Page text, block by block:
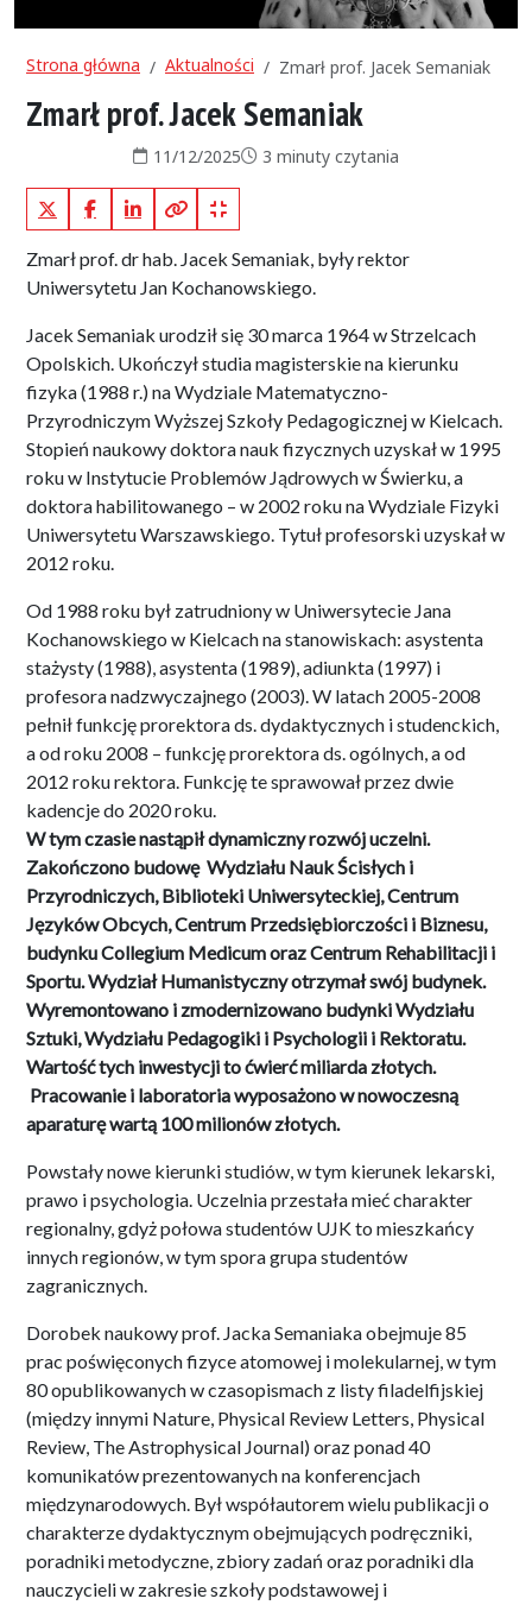
Strona główna Aktualności Zmarł prof. Jacek Semaniak
Zmarł prof. Jacek Semaniak
Data publikacji:
11/12/2025Czas czytania:
3 minuty czytania
X (Twitter)FacebookLinkedInKopiuj pełny link
Kopiuj krótki link
Zmarł prof. dr hab. Jacek Semaniak, były rektor
Uniwersytetu Jan Kochanowskiego.
Jacek Semaniak urodził się 30 marca 1964 w Strzelcach
Opolskich. Ukończył studia magisterskie na kierunku
fizyka (1988 r.) na Wydziale Matematyczno-
Przyrodniczym Wyższej Szkoły Pedagogicznej w Kielcach.
Stopień naukowy doktora nauk fizycznych uzyskał w 1995
roku w Instytucie Problemów Jądrowych w Świerku, a
doktora habilitowanego – w 2002 roku na Wydziale Fizyki
Uniwersytetu Warszawskiego. Tytuł profesorski uzyskał w
2012 roku.
Od 1988 roku był zatrudniony w Uniwersytecie Jana
Kochanowskiego w Kielcach na stanowiskach: asystenta
stażysty (1988), asystenta (1989), adiunkta (1997) i
profesora nadzwyczajnego (2003). W latach 2005-2008
pełnił funkcję prorektora ds. dydaktycznych i studenckich,
a od roku 2008 – funkcję prorektora ds. ogólnych, a od
2012 roku rektora. Funkcję te sprawował przez dwie
kadencje do 2020 roku.
W tym czasie nastąpił dynamiczny rozwój uczelni.
Zakończono budowę Wydziału Nauk Ścisłych i
Przyrodniczych, Biblioteki Uniwersyteckiej, Centrum
Języków Obcych, Centrum Przedsiębiorczości i Biznesu,
budynku Collegium Medicum oraz Centrum Rehabilitacji i
Sportu. Wydział Humanistyczny otrzymał swój budynek.
Wyremontowano i zmodernizowano budynki Wydziału
Sztuki, Wydziału Pedagogiki i Psychologii i Rektoratu.
Wartość tych inwestycji to ćwierć miliarda złotych.
Pracowanie i laboratoria wyposażono w nowoczesną
aparaturę wartą 100 milionów złotych.
Powstały nowe kierunki studiów, w tym kierunek lekarski,
prawo i psychologia. Uczelnia przestała mieć charakter
regionalny, gdyż połowa studentów UJK to mieszkańcy
innych regionów, w tym spora grupa studentów
zagranicznych.
Dorobek naukowy prof. Jacka Semaniaka obejmuje 85
prac poświęconych fizyce atomowej i molekularnej, w tym
80 opublikowanych w czasopismach z listy filadelfijskiej
(między innymi Nature, Physical Review Letters, Physical
Review, The Astrophysical Journal) oraz ponad 40
komunikatów prezentowanych na konferencjach
międzynarodowych. Był współautorem wielu publikacji o
charakterze dydaktycznym obejmujących podręczniki,
poradniki metodyczne, zbiory zadań oraz poradniki dla
nauczycieli w zakresie szkoły podstawowej i